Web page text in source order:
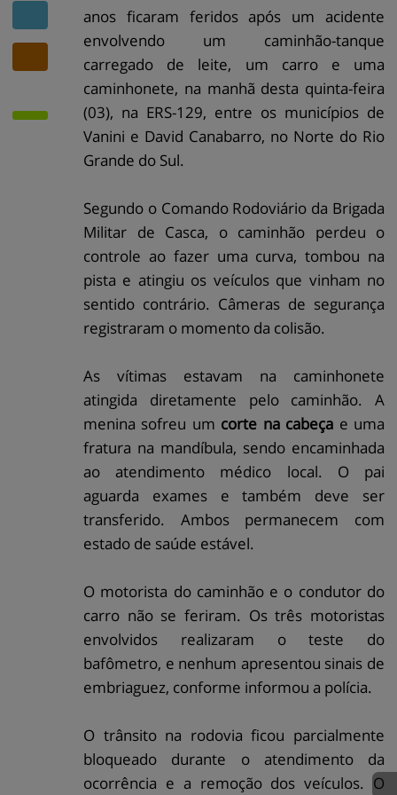
anos ficaram feridos após um acidente
envolvendo um caminhão-tanque
carregado de leite, um carro e uma
caminhonete, na manhã desta quinta-feira
(03), na ERS-129, entre os municípios de
Vanini e David Canabarro, no Norte do Rio
Grande do Sul.
Segundo o Comando Rodoviário da Brigada
Militar de Casca, o caminhão perdeu o
controle ao fazer uma curva, tombou na
pista e atingiu os veículos que vinham no
sentido contrário. Câmeras de segurança
registraram o momento da colisão.
As vítimas estavam na caminhonete
atingida diretamente pelo caminhão. A
menina sofreu um corte na cabeça e uma
fratura na mandíbula, sendo encaminhada
ao atendimento médico local. O pai
aguarda exames e também deve ser
transferido. Ambos permanecem com
estado de saúde estável.
O motorista do caminhão e o condutor do
carro não se feriram. Os três motoristas
envolvidos realizaram o teste do
bafômetro, e nenhum apresentou sinais de
embriaguez, conforme informou a polícia.
O trânsito na rodovia ficou parcialmente
bloqueado durante o atendimento da
ocorrência e a remoção dos veículos. O